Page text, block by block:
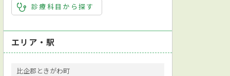
診療科目から探す
エリア・駅
比企郡ときがわ町